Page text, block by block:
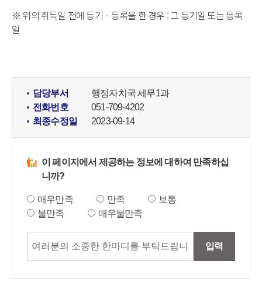
※ 위의 취득일 전에 등기ㆍ등록을 한 경우 : 그 등기일 또는 등록
일
담당부서
행정자치국 세무1과
전화번호
051-709-4202
최종수정일
2023-09-14
이 페이지에서 제공하는 정보에 대하여 만족하십
니까?
매우만족 만족
보통
불만족
매우불만족
입력